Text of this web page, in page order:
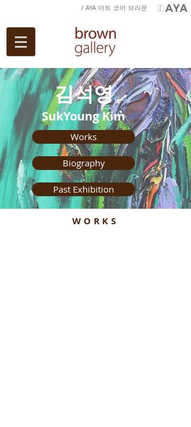
/ AYA 아트 코어 브라운
김석영
SukYoung Kim
Works
Biography
Past Exhibition
WORKS